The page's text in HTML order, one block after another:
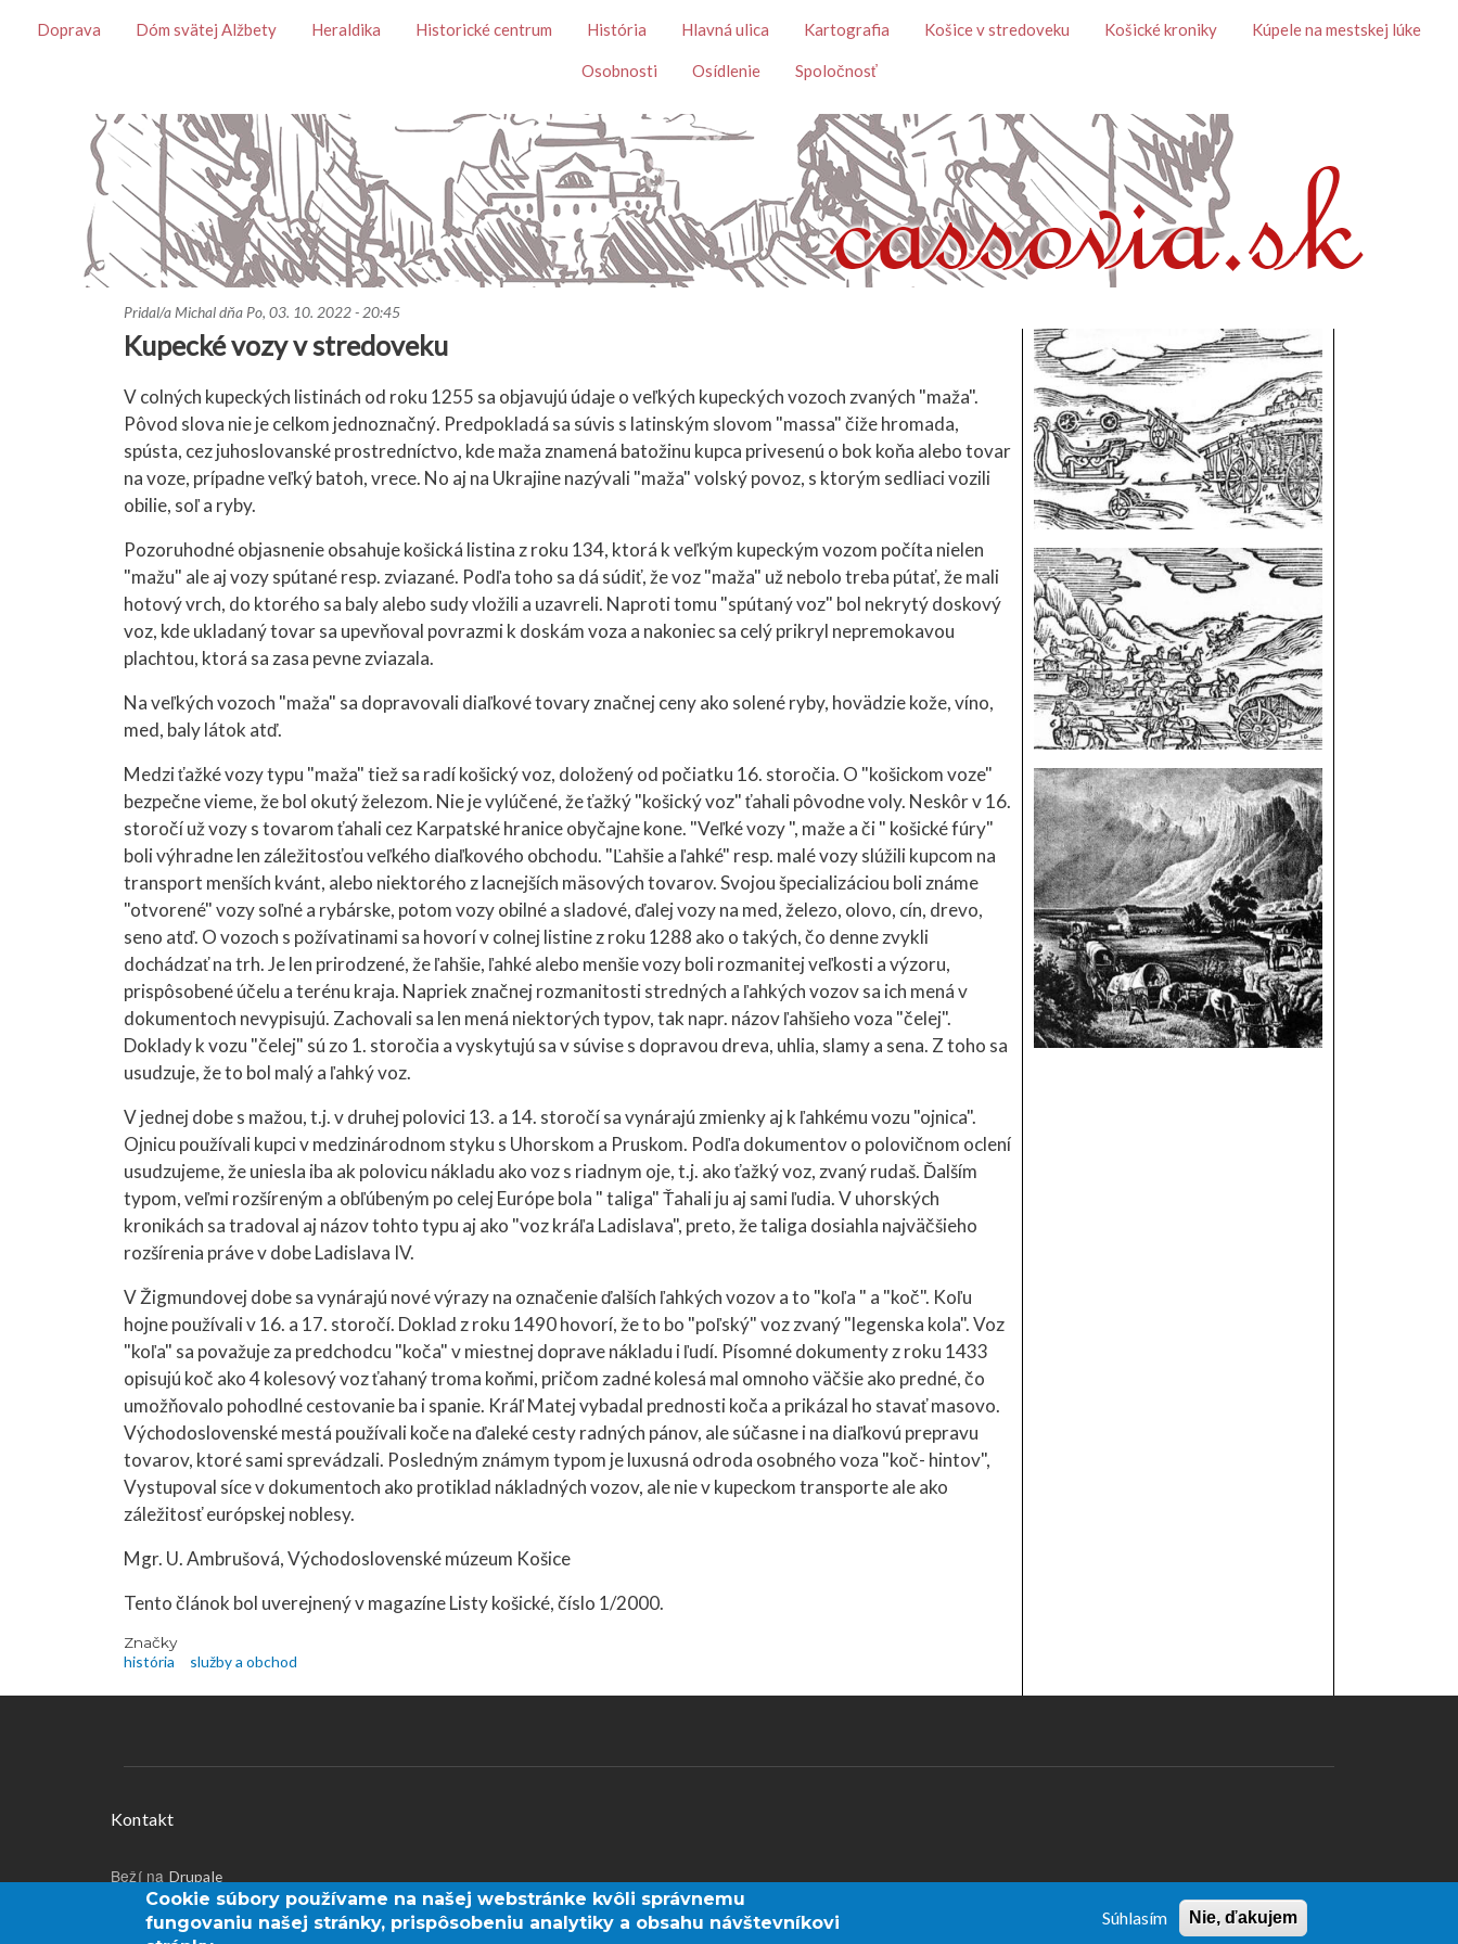
Témy
Doprava Dóm svätej Alžbety Heraldika Historické centrum História Hlavná ulica Kartografia Košice v stredoveku Košické kroniky Kúpele na mestskej lúke
Osobnosti Osídlenie Spoločnosť
Pridal/a Michaldňa Po, 03. 10. 2022 - 20:45
Kupecké vozy v stredoveku
V colných kupeckých listinách od roku 1255 sa objavujú údaje o veľkých kupeckých vozoch zvaných "maža".
Pôvod slova nie je celkom jednoznačný. Predpokladá sa súvis s latinským slovom "massa" čiže hromada,
spústa, cez juhoslovanské prostredníctvo, kde maža znamená batožinu kupca privesenú o bok koňa alebo tovar
na voze, prípadne veľký batoh, vrece. No aj na Ukrajine nazývali "maža" volský povoz, s ktorým sedliaci vozili
obilie, soľ a ryby.
Pozoruhodné objasnenie obsahuje košická listina z roku 134, ktorá k veľkým kupeckým vozom počíta nielen
"mažu" ale aj vozy spútané resp. zviazané. Podľa toho sa dá súdiť, že voz "maža" už nebolo treba pútať, že mali
hotový vrch, do ktorého sa baly alebo sudy vložili a uzavreli. Naproti tomu "spútaný voz" bol nekrytý doskový
voz, kde ukladaný tovar sa upevňoval povrazmi k doskám voza a nakoniec sa celý prikryl nepremokavou
plachtou, ktorá sa zasa pevne zviazala.
Na veľkých vozoch "maža" sa dopravovali diaľkové tovary značnej ceny ako solené ryby, hovädzie kože, víno,
med, baly látok atď.
Medzi ťažké vozy typu "maža" tiež sa radí košický voz, doložený od počiatku 16. storočia. O "košickom voze"
bezpečne vieme, že bol okutý železom. Nie je vylúčené, že ťažký "košický voz" ťahali pôvodne voly. Neskôr v 16.
storočí už vozy s tovarom ťahali cez Karpatské hranice obyčajne kone. "Veľké vozy ", maže a či " košické fúry"
boli výhradne len záležitosťou veľkého diaľkového obchodu. "Ľahšie a ľahké" resp. malé vozy slúžili kupcom na
transport menších kvánt, alebo niektorého z lacnejších mäsových tovarov. Svojou špecializáciou boli známe
"otvorené" vozy soľné a rybárske, potom vozy obilné a sladové, ďalej vozy na med, železo, olovo, cín, drevo,
seno atď. O vozoch s požívatinami sa hovorí v colnej listine z roku 1288 ako o takých, čo denne zvykli
dochádzať na trh. Je len prirodzené, že ľahšie, ľahké alebo menšie vozy boli rozmanitej veľkosti a výzoru,
prispôsobené účelu a terénu kraja. Napriek značnej rozmanitosti stredných a ľahkých vozov sa ich mená v
dokumentoch nevypisujú. Zachovali sa len mená niektorých typov, tak napr. názov ľahšieho voza "čelej".
Doklady k vozu "čelej" sú zo 1. storočia a vyskytujú sa v súvise s dopravou dreva, uhlia, slamy a sena. Z toho sa
usudzuje, že to bol malý a ľahký voz.
V jednej dobe s mažou, t.j. v druhej polovici 13. a 14. storočí sa vynárajú zmienky aj k ľahkému vozu "ojnica".
Ojnicu používali kupci v medzinárodnom styku s Uhorskom a Pruskom. Podľa dokumentov o polovičnom oclení
usudzujeme, že uniesla iba ak polovicu nákladu ako voz s riadnym oje, t.j. ako ťažký voz, zvaný rudaš. Ďalším
typom, veľmi rozšíreným a obľúbeným po celej Európe bola " taliga" Ťahali ju aj sami ľudia. V uhorských
kronikách sa tradoval aj názov tohto typu aj ako "voz kráľa Ladislava", preto, že taliga dosiahla najväčšieho
rozšírenia práve v dobe Ladislava IV.
V Žigmundovej dobe sa vynárajú nové výrazy na označenie ďalších ľahkých vozov a to "koľa " a "koč". Koľu
hojne používali v 16. a 17. storočí. Doklad z roku 1490 hovorí, že to bo "poľský" voz zvaný "legenska kola". Voz
"koľa" sa považuje za predchodcu "koča" v miestnej doprave nákladu i ľudí. Písomné dokumenty z roku 1433
opisujú koč ako 4 kolesový voz ťahaný troma koňmi, pričom zadné kolesá mal omnoho väčšie ako predné, čo
umožňovalo pohodlné cestovanie ba i spanie. Kráľ Matej vybadal prednosti koča a prikázal ho stavať masovo.
Východoslovenské mestá používali koče na ďaleké cesty radných pánov, ale súčasne i na diaľkovú prepravu
tovarov, ktoré sami sprevádzali. Posledným známym typom je luxusná odroda osobného voza "koč- hintov",
Vystupoval síce v dokumentoch ako protiklad nákladných vozov, ale nie v kupeckom transporte ale ako
záležitosť európskej noblesy.
Mgr. U. Ambrušová, Východoslovenské múzeum Košice
Tento článok bol uverejnený v magazíne Listy košické, číslo 1/2000.
Značky
história služby a obchod
Menu v päte
Kontakt
Beží na Drupale
Používateľské menu Prihlásenie
Cookie súbory používame na našej webstránke kvôli správnemu
fungovaniu našej stránky, prispôsobeniu analytiky a obsahu návštevníkovi
Súhlasím Nie, ďakujem